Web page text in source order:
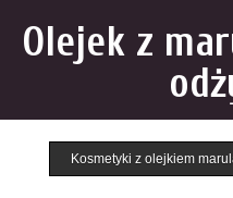
Olejek z